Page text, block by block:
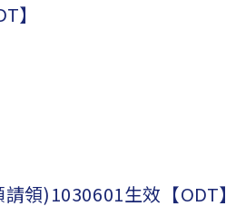
】
領)1030601生效【ODT】